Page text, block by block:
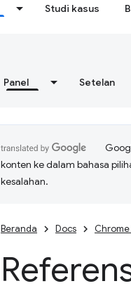
Studi kasus
Panel Setelan
konten ke dalam bahasa
kesalahan.
Beranda Docs Chrome